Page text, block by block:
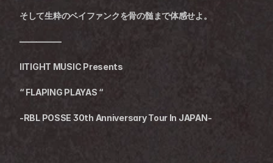
そして生粋のベイファンクを骨の髄まで体感せよ。
—————
IITIGHT MUSIC Presents
“ FLAPING PLAYAS “
-RBL POSSE 30th Anniversary Tour In JAPAN-